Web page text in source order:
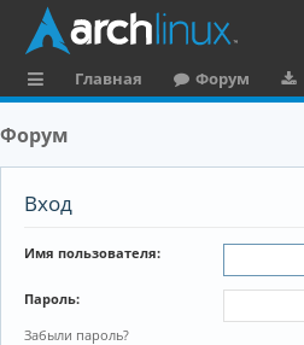
ы
и
Главная Форум
Форум
Вход
Имя пользователя:
Пароль:
Забыли пароль?